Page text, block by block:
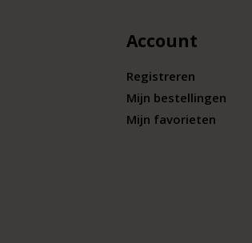
Account
Registreren
Mijn bestellingen
Mijn favorieten